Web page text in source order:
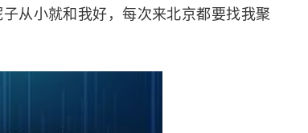
从小就和我好，每次来北京都要找我聚